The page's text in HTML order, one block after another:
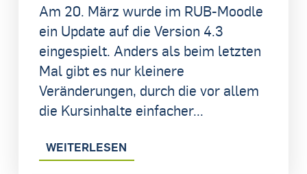
Am 20. März wurde im RUB-Moodle
ein Update auf die Version 4.3
eingespielt. Anders als beim letzten
Mal gibt es nur kleinere
Veränderungen, durch die vor allem
die Kursinhalte einfacher...
WEITERLESEN